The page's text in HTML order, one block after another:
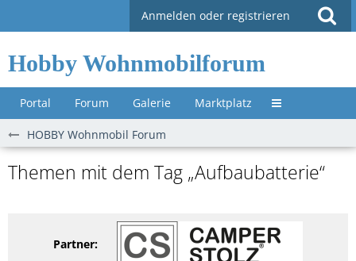
Anmelden oder registrieren
Hobby Wohnmobilforum
Portal Forum Galerie Marktplatz Untermenü »
HOBBY Wohnmobil Forum
Themen mit dem Tag „Aufbaubatterie“
Partner: